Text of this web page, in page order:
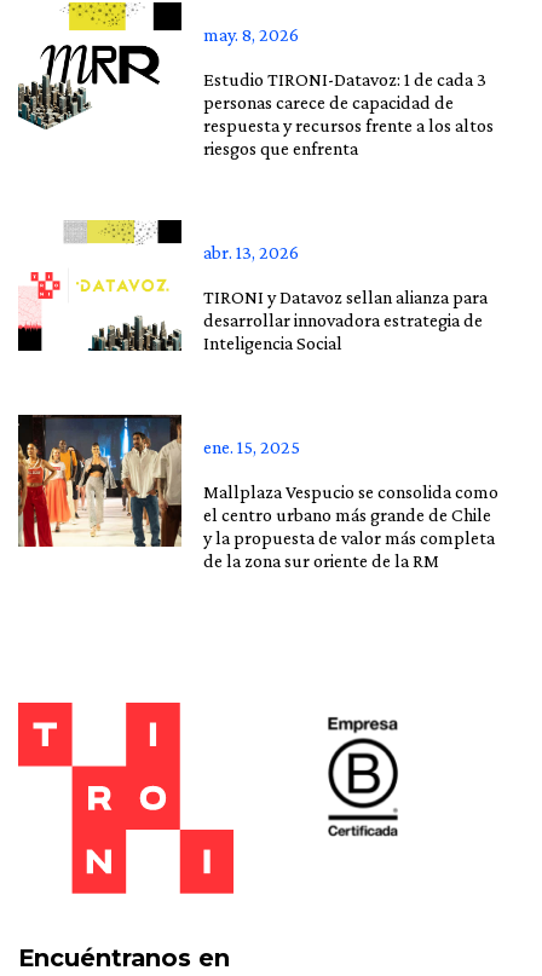
may. 8, 2026
Estudio TIRONI-Datavoz: 1 de cada 3
personas carece de capacidad de
respuesta y recursos frente a los altos
riesgos que enfrenta
abr. 13, 2026
TIRONI y Datavoz sellan alianza para
desarrollar innovadora estrategia de
Inteligencia Social
ene. 15, 2025
Mallplaza Vespucio se consolida como
el centro urbano más grande de Chile
y la propuesta de valor más completa
de la zona sur oriente de la RM
Encuéntranos en